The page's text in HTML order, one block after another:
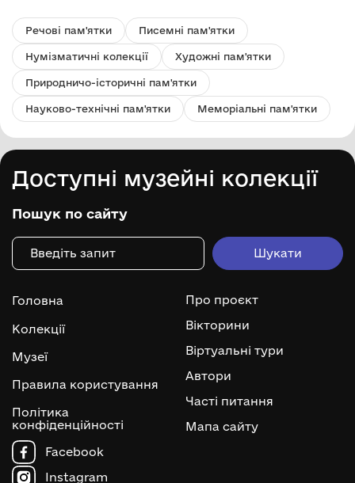
Речові пам'ятки Писемні пам'ятки
Нумізматичні колекції Художні пам'ятки
Природничо-історичні пам'ятки
Науково-технічні пам'ятки Меморіальні пам'ятки
Доступні музейні колекції
Пошук по сайту
Головна
Колекції
Музеї
Правила користування
Політика
конфіденційності
Про проєкт
Вікторини
Віртуальні тури
Автори
Часті питання
Мапа сайту
Facebook
Instagram